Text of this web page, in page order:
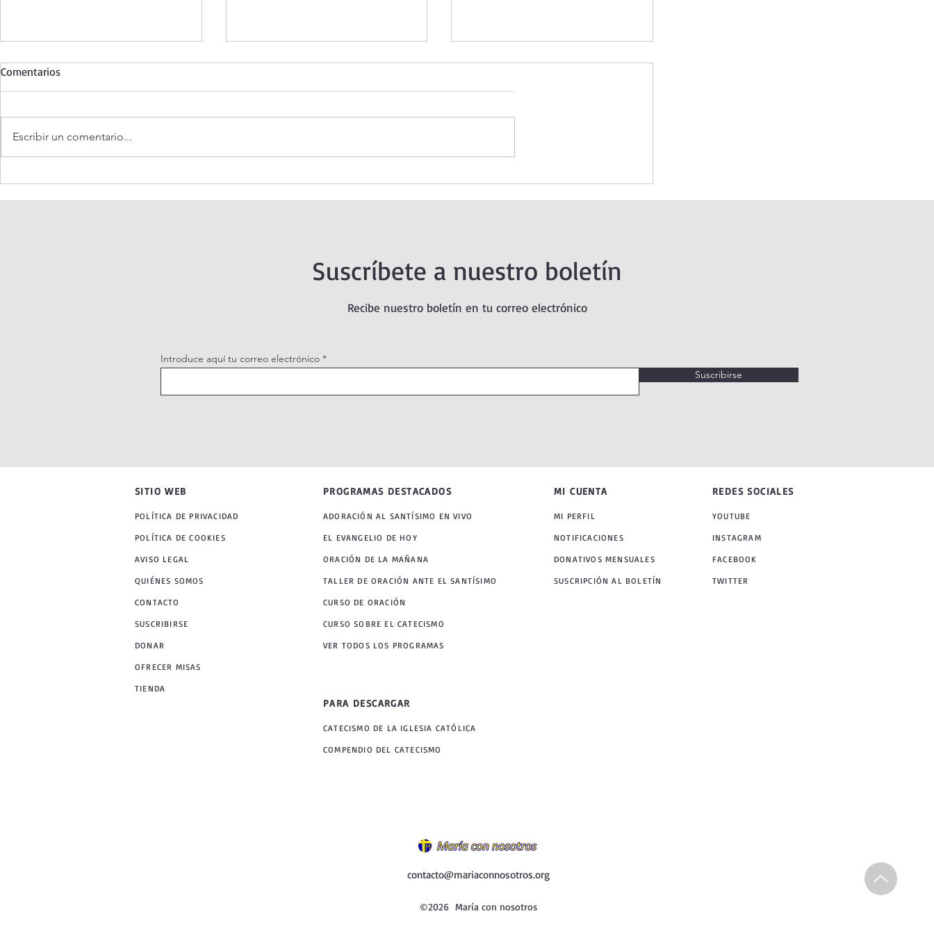
Comentarios
Escribir un comentario...
Suscríbete a nuestro boletín
Recibe nuestro boletín en tu correo electrónico
Introduce aquí tu correo electrónico
Suscribirse
SITIO WEB
POLÍTICA DE PRIVACIDAD
POLÍTICA DE COOKIES
AVISO LEGAL
QUIÉNES SOMOS
CONTACTO
SUSCRIBIRSE
DONAR
PROGRAMAS DESTACADOS
ADORACIÓN AL SANTÍSIMO EN VIVO
EL EVANGELIO DE HOY
ORACIÓN DE LA MAÑANA
TALLER DE ORACIÓN ANTE EL SANTÍSIMO
MI CUENTA
MI PERFIL
NOTIFICACIONES
DONATIVOS MENSUALES
SUSCRIPCIÓN AL BOLETÍN
REDES SOCIALES
YOUTUBE
INSTAGRAM
FACEBOOK
TWITTER
CURSO DE ORACIÓN
CURSO SOBRE EL CATECISMO
VER TODOS LOS PROGRAMAS
OFRECER MISAS
TIENDA
PARA DESCARGAR
CATECISMO DE LA IGLESIA CATÓLICA
COMPENDIO DEL CATECISMO
contacto@mariaconnosotros.org
©2026 María con nosotros